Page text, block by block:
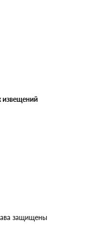
извещений
защищены